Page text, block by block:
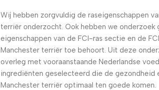
Wij hebben zorgvuldig de raseigenschappen
terriër onderzocht. Ook hebben we onderzoek
eigenschappen van de FCI-ras sectie en de
Manchester terriër toe behoort. Uit deze
overleg met vooraanstaande Nederlandse
ingrediënten geselecteerd die de gezondheid
Manchester terriër optimaal ten goede komen.